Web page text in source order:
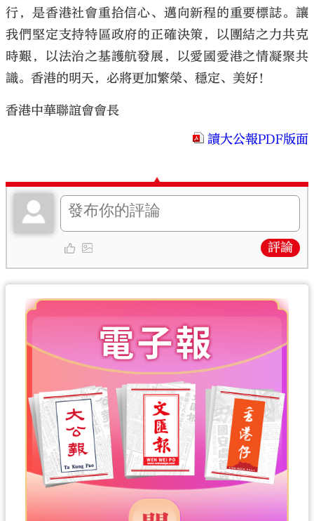
行，是香港社會重拾信心、邁向新程的重要標誌。讓
我們堅定支持特區政府的正確決策，以團結之力共克
時艱，以法治之基護航發展，以愛國愛港之情凝聚共
識。香港的明天，必將更加繁榮、穩定、美好！
香港中華聯誼會會長
讀大公報PDF版面
評論